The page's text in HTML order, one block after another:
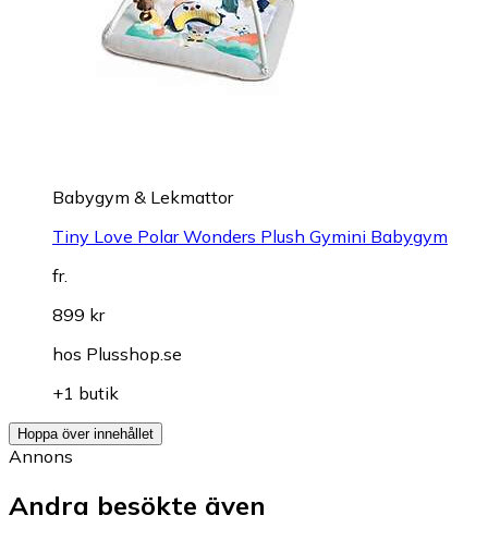
Babygym & Lekmattor
Tiny Love Polar Wonders Plush Gymini Babygym
fr.
899 kr
hos Plusshop.se
+1 butik
Hoppa över innehållet
Annons
Andra besökte även